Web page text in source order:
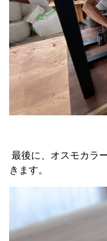
最後に、オスモカラ
きます。